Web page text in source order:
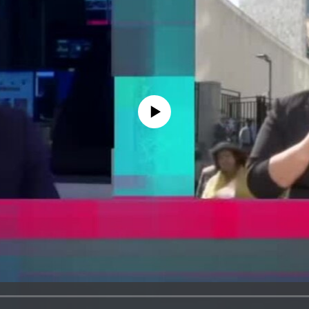
No media source currently available